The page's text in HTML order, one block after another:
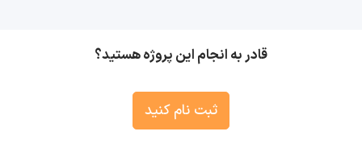
قادر به انجام این پروژه هستید؟
ثبت نام کنید